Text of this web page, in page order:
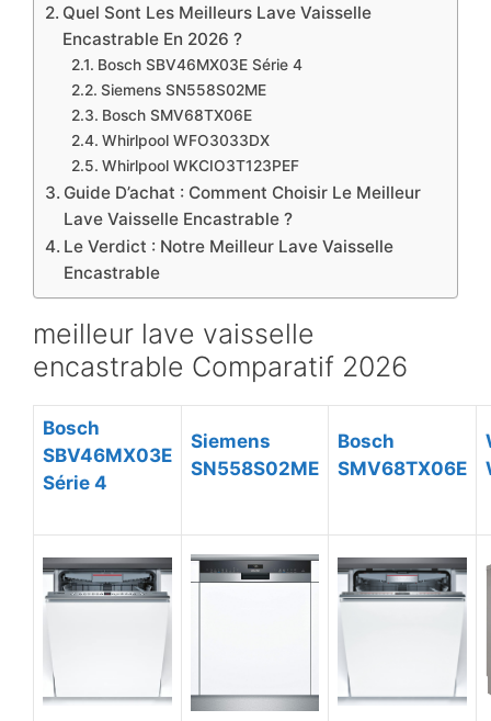
Quel Sont Les Meilleurs Lave Vaisselle
Encastrable En 2026 ?
Bosch SBV46MX03E Série 4
Siemens SN558S02ME
Bosch SMV68TX06E
Whirlpool WFO3033DX
Whirlpool WKCIO3T123PEF
Guide D’achat : Comment Choisir Le Meilleur
Lave Vaisselle Encastrable ?
​Le Verdict : Notre Meilleur Lave Vaisselle
Encastrable
meilleur lave vaisselle
encastrable Comparatif 2026
Bosch
SBV46MX03E
Série 4
Siemens
SN558S02ME
Bosch
SMV68TX06E